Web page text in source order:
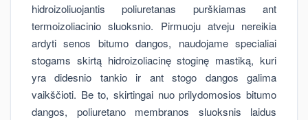
hidroizoliuojantis poliuretanas purškiamas ant
termoizoliacinio sluoksnio. Pirmuoju atveju nereikia
ardyti senos bitumo dangos, naudojame specialiai
stogams skirtą hidroizoliacinę stoginę mastiką, kuri
yra didesnio tankio ir ant stogo dangos galima
vaikščioti. Be to, skirtingai nuo prilydomosios bitumo
dangos, poliuretano membranos sluoksnis laidus